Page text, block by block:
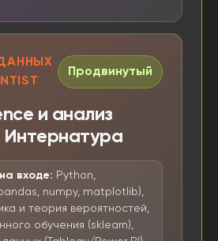
Продвинутый
и анализ
входе: Python,
numpy, matplotlib),
и теория вероятностей,
обучения (sklearn),